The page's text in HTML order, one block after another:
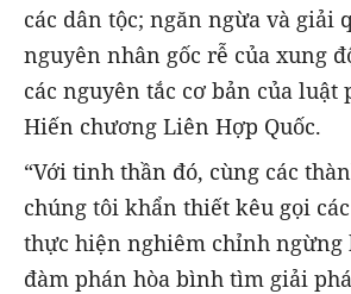
các dân tộc; ngăn ngừa và giải
nguyên nhân gốc rễ của xung
các nguyên tắc cơ bản của luật
Hiến chương Liên Hợp Quốc.
“Với tinh thần đó, cùng các
chúng tôi khẩn thiết kêu gọi
thực hiện nghiêm chỉnh ngừng
đàm phán hòa bình tìm giải